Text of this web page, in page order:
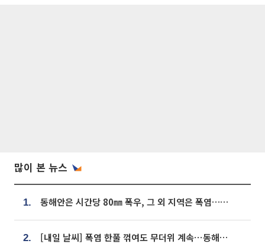
많이 본 뉴스
1. 동해안은 시간당 80㎜ 폭우, 그 외 지역은 폭염…‘극과 극 날씨’
2. [내일 날씨] 폭염 한풀 꺾여도 무더위 계속⋯동해안 이틀 연속 비